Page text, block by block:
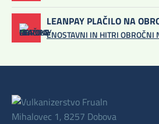
LEANPAY PLAČILO NA
ENOSTAVNI IN HITRI OBROČNI
Mihalovec 1, 8257 Dobova